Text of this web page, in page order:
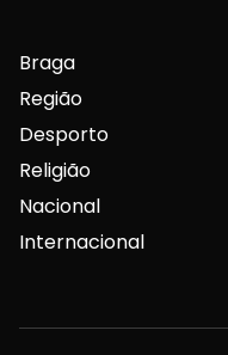
Braga
Região
Desporto
Religião
Nacional
Internacional